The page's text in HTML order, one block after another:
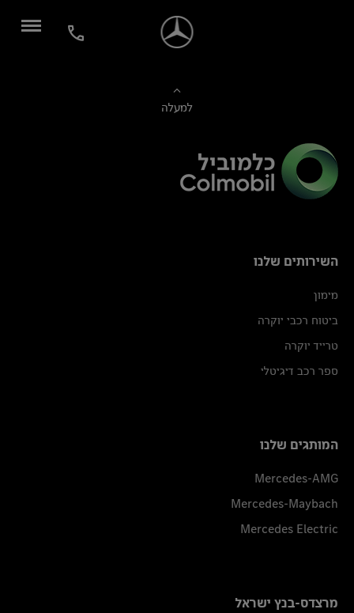
למעלה
השירותים שלנו
מימון
ביטוח רכבי יוקרה
טרייד יוקרה
ספר רכב דיגיטלי
המותגים שלנו
Mercedes-AMG
Mercedes-Maybach
Mercedes Electric
מרצדס-בנץ ישראל